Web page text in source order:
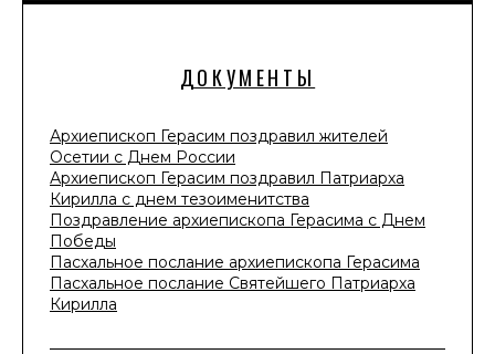
ДОКУМЕНТЫ
Архиепископ Герасим поздравил жителей
Осетии с Днем России
Архиепископ Герасим поздравил Патриарха
Кирилла с днем тезоименитства
Поздравление архиепископа Герасима с Днем
Победы
Пасхальное послание архиепископа Герасима
Пасхальное послание Святейшего Патриарха
Кирилла